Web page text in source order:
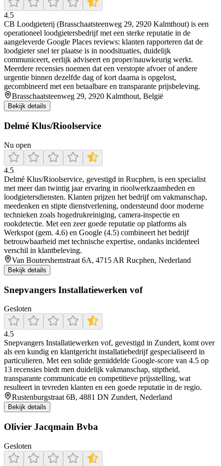
4.5
CB Loodgieterij (Brasschaatsteenweg 29, 2920 Kalmthout) is een
operationeel loodgietersbedrijf met een sterke reputatie in de
aangeleverde Google Places reviews: klanten rapporteren dat de
loodgieter snel ter plaatse is in noodsituaties, duidelijk
communiceert, eerlijk adviseert en proper/nauwkeurig werkt.
Meerdere recensies noemen dat een verstopte afvoer of andere
urgentie binnen dezelfde dag of kort daarna is opgelost,
gecombineerd met een betaalbare en transparante prijsbeleving.
Brasschaatsteenweg 29, 2920 Kalmthout, België
Bekijk details
Delmé Klus/Rioolservice
Nu open
4.5
Delmé Klus/Rioolservice, gevestigd in Rucphen, is een specialist
met meer dan twintig jaar ervaring in rioolwerkzaamheden en
loodgietersdiensten. Klanten prijzen het bedrijf om vakmanschap,
meedenken en stipte dienstverlening, ondersteund door moderne
technieken zoals hogedrukreiniging, camera-inspectie en
rookdetectie. Met een zeer goede reputatie op platforms als
Werkspot (gem. 4.6) en Google (4.5) combineert het bedrijf
betrouwbaarheid met technische expertise, ondanks incidenteel
verschil in klantbeleving.
Van Boutershemstraat 6A, 4715 AR Rucphen, Nederland
Bekijk details
Snepvangers Installatiewerken vof
Gesloten
4.5
Snepvangers Installatiewerken vof, gevestigd in Zundert, komt over
als een kundig en klantgericht installatiebedrijf gespecialiseerd in
particulieren. Met een solide gemiddelde Google-score van 4.5 op
13 recensies biedt men duidelijk vakmanschap, stiptheid,
transparante communicatie en competitieve prijsstelling, wat
resulteert in tevreden klanten en een goede reputatie in de regio.
Rustenburgstraat 6B, 4881 DN Zundert, Nederland
Bekijk details
Olivier Jacqmain Bvba
Gesloten